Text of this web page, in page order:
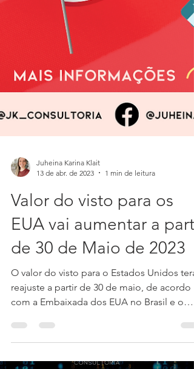
Juheina Karina Klait
13 de abr. de 2023
1 min de leitura
Valor do visto para os
EUA vai aumentar a partir
O valor do visto para o Estados Unidos terá